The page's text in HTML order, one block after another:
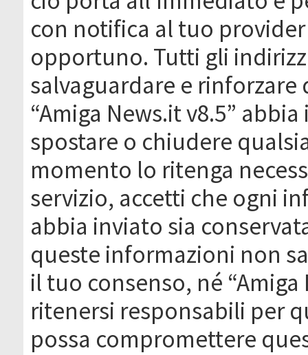
con notifica al tuo
opportuno. Tutti gli
salvaguardare e
“Amiga News.it v8.5”
spostare o chiudere
momento lo ritenga
servizio, accetti che ogni
abbia inviato sia
queste informazioni non
il tuo consenso, né
ritenersi responsabili per
possa compromettere